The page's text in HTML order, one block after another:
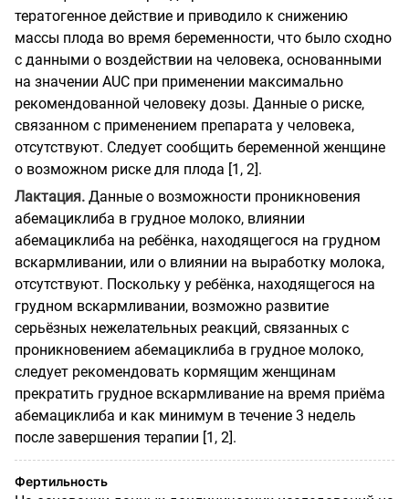
тератогенное действие и приводило к снижению
массы плода во время беременности, что было сходно
с данными о воздействии на человека, основанными
на значении AUC при применении максимально
рекомендованной человеку дозы. Данные о риске,
связанном с применением препарата у человека,
отсутствуют. Следует сообщить беременной женщине
о возможном риске для плода [1, 2].
Лактация. Данные о возможности проникновения
абемациклиба в грудное молоко, влиянии
абемациклиба на ребёнка, находящегося на грудном
вскармливании, или о влиянии на выработку молока,
отсутствуют. Поскольку у ребёнка, находящегося на
грудном вскармливании, возможно развитие
серьёзных нежелательных реакций, связанных с
проникновением абемациклиба в грудное молоко,
следует рекомендовать кормящим женщинам
прекратить грудное вскармливание на время приёма
абемациклиба и как минимум в течение 3 недель
после завершения терапии [1, 2].
Фертильность